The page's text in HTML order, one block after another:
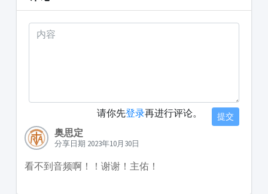
请你先登录再进行评论。 提交
奥思定
分享日期 2023年10月30日
看不到音频啊！！谢谢！主佑！